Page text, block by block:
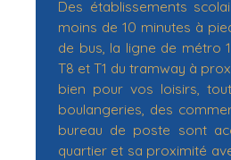
Des établissements
moins de 10 minutes à
de bus, la ligne de métro
T8 et T1 du tramway à
bien pour vos loisirs,
boulangeries, des
bureau de poste sont
quartier et sa proximité